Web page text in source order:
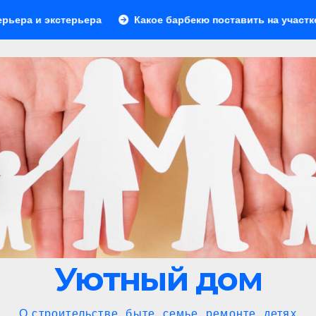
Какое барбекю поставить на участке: выбираем
Уютный дом
О строительстве, быте, семье, ремонте, детях